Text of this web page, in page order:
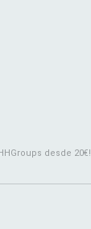
desde 20€!